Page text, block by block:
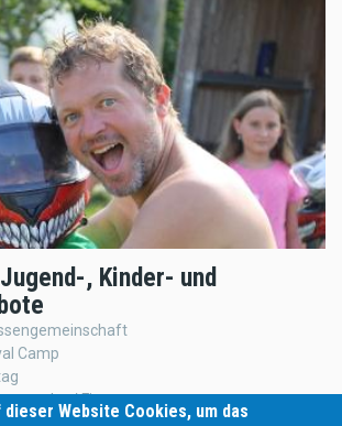
, Kinder- und
Camp
/ Firmen
Website Cookies, um das